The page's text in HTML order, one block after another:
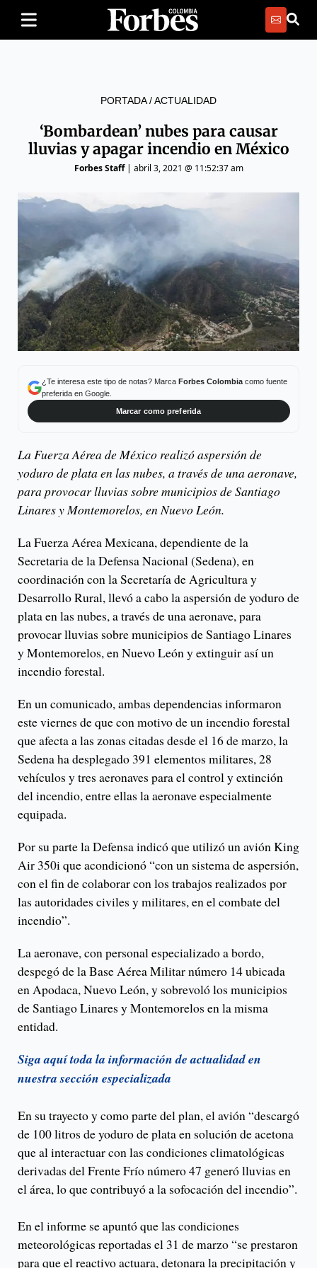
PORTADA/ACTUALIDAD
‘Bombardean’ nubes para causar
lluvias y apagar incendio en México
Forbes Staff| abril 3, 2021 @ 11:52:37 am
¿Te interesa este tipo de notas? Marca Forbes Colombiacomo fuente
preferida en Google.
Marcar como preferida
La Fuerza Aérea de México realizó aspersión de
yoduro de plata en las nubes, a través de una aeronave,
para provocar lluvias sobre municipios de Santiago
Linares y Montemorelos, en Nuevo León.
La Fuerza Aérea Mexicana, dependiente de la
Secretaria de la Defensa Nacional (Sedena), en
coordinación con la Secretaría de Agricultura y
Desarrollo Rural, llevó a cabo la aspersión de yoduro de
plata en las nubes, a través de una aeronave, para
provocar lluvias sobre municipios de Santiago Linares
y Montemorelos, en Nuevo León y extinguir así un
incendio forestal.
En un comunicado, ambas dependencias informaron
este viernes de que con motivo de un incendio forestal
que afecta a las zonas citadas desde el 16 de marzo, la
Sedena ha desplegado 391 elementos militares, 28
vehículos y tres aeronaves para el control y extinción
del incendio, entre ellas la aeronave especialmente
equipada.
Por su parte la Defensa indicó que utilizó un avión King
Air 350i que acondicionó “con un sistema de aspersión,
con el fin de colaborar con los trabajos realizados por
las autoridades civiles y militares, en el combate del
incendio”.
La aeronave, con personal especializado a bordo,
despegó de la Base Aérea Militar número 14 ubicada
en Apodaca, Nuevo León, y sobrevoló los municipios
de Santiago Linares y Montemorelos en la misma
entidad.
Siga aquí toda la información de actualidad en
nuestra sección especializada
En su trayecto y como parte del plan, el avión “descargó
de 100 litros de yoduro de plata en solución de acetona
que al interactuar con las condiciones climatológicas
derivadas del Frente Frío número 47 generó lluvias en
el área, lo que contribuyó a la sofocación del incendio”.
En el informe se apuntó que las condiciones
meteorológicas reportadas el 31 de marzo “se prestaron
para que el reactivo actuara, detonara la precipitación y